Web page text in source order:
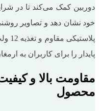
دوربین کمک می‌کند تا در
خود نشان دهد و تصاویر
پایدار را برای کاربران به
مقاومت بالا و
محصول